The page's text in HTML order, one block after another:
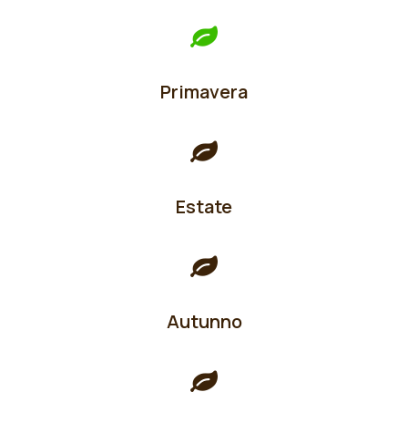
Primavera
Estate
Autunno